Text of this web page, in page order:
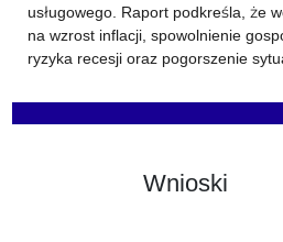
usługowego. Raport podkreśla, że
na wzrost inflacji, spowolnienie
ryzyka recesji oraz pogorszenie
Wnioski